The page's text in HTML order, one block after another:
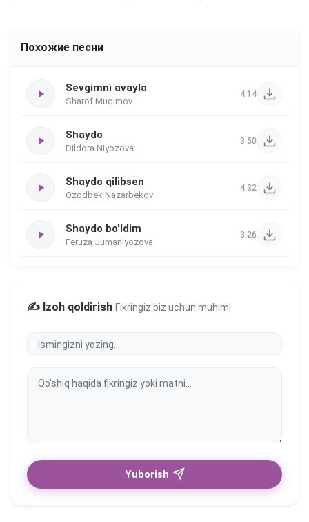
Похожие песни
Sevgimni avayla
Sharof Muqimov
4:14
Shaydo
Dildora Niyozova
3:50
Shaydo qilibsen
Ozodbek Nazarbekov
4:32
Shaydo bo'ldim
Feruza Jumaniyozova
3:26
✍️ Izoh qoldirish Fikringiz biz uchun muhim!
Yuborish